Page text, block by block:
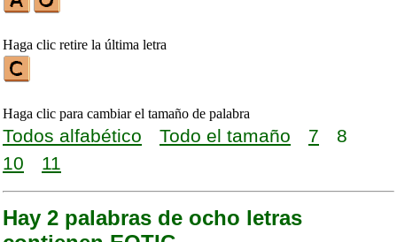
Haga clic retire la última letra
Haga clic para cambiar el tamaño de palabra
Todos alfabético Todo el tamaño 7
8
10
11
Hay 2 palabras de ocho letras